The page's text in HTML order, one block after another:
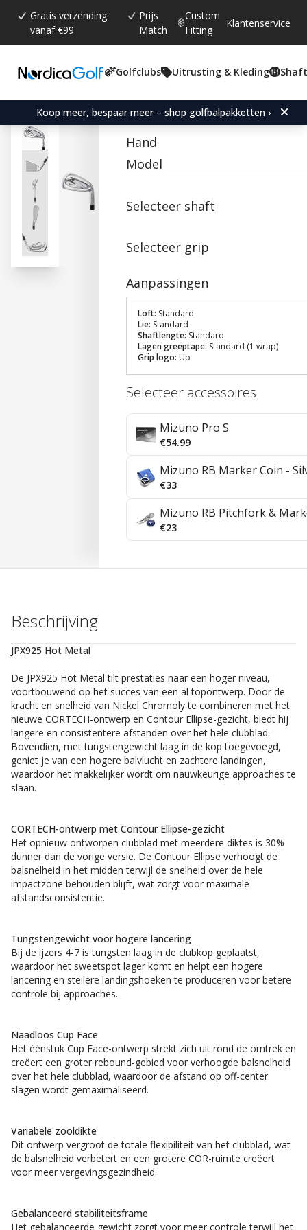
Gratis verzending
vanaf €99
Prijs
Match
Custom
Fitting
Klantenservice
Golfclubs Uitrusting & Kleding
Koop meer, bespaar meer – shop golfbalpakketten ›
Gemiddelde beoordeling:
5.0 (aantal stemmen:
5)
Mizuno JPX 925 Hot
Hand
Model
Selecteer shaft
Selecteer grip
Aanpassingen
Loft: Standard
Lie: Standard
Shaftlengte: Standard
Lagen greeptape: Standard (1 wrap)
Grip logo: Up
Selecteer accessoires
Mizuno Pro S
€54.99
Mizuno RB Marker Coin -
€33
Mizuno RB Pitchfork &
€23
Beschrijving
JPX925 Hot Metal
De JPX925 Hot Metal tilt prestaties naar een hoger niveau,
voortbouwend op het succes van een al topontwerp. Door de
kracht en snelheid van Nickel Chromoly te combineren met het
nieuwe CORTECH-ontwerp en Contour Ellipse-gezicht, biedt hij
langere en consistentere afstanden over het hele clubblad.
Bovendien, met tungstengewicht laag in de kop toegevoegd,
geniet je van een hogere balvlucht en zachtere landingen,
waardoor het makkelijker wordt om nauwkeurige approaches te
slaan.
CORTECH-ontwerp met Contour Ellipse-gezicht
Het opnieuw ontworpen clubblad met meerdere diktes is 30%
dunner dan de vorige versie. De Contour Ellipse verhoogt de
balsnelheid in het midden terwijl de snelheid over de hele
impactzone behouden blijft, wat zorgt voor maximale
afstandsconsistentie.
Tungstengewicht voor hogere lancering
Bij de ijzers 4-7 is tungsten laag in de clubkop geplaatst,
waardoor het sweetspot lager komt en helpt een hogere
lancering en steilere landingshoeken te produceren voor betere
controle bij approaches.
Naadloos Cup Face
Het éénstuk Cup Face-ontwerp strekt zich uit rond de omtrek en
creëert een groter rebound-gebied voor verhoogde balsnelheid
over het hele clubblad, waardoor de afstand op off-center
slagen wordt gemaximaliseerd.
Variabele zooldikte
Dit ontwerp vergroot de totale flexibiliteit van het clubblad, wat
de balsnelheid verbetert en een grotere COR-ruimte creëert
voor meer vergevingsgezindheid.
Gebalanceerd stabiliteitsframe
Het gebalanceerde gewicht zorgt voor meer controle terwijl het